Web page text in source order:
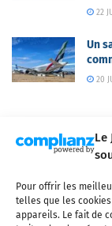
Le
Pour offrir les
telles que les
appareils. Le fait de
22
Un
20
Qui sommes-
Mentions légales